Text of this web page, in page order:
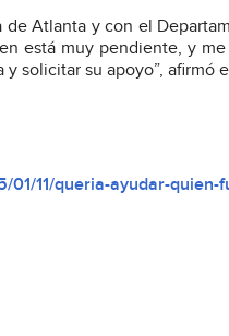
Atlanta y con el
está muy pendiente, y
solicitar su apoyo”, afirmó
11/queria-ayudar-